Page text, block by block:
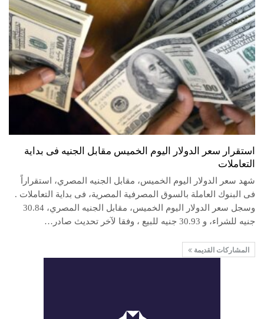
استقرار سعر الدولار اليوم الخميس مقابل الجنيه فى بداية
التعاملات
شهد سعر الدولار اليوم الخميس، مقابل الجنيه المصري، استقراراً
فى البنوك العاملة بالسوق المصرفية المصرية، فى بداية التعاملات .
وسجل سعر الدولار اليوم الخميس، مقابل الجنيه المصري، 30.84
جنيه للشراء، و 30.93 جنيه للبيع ، وفقا لآخر تحديث صادر…
المشاركات القديمة